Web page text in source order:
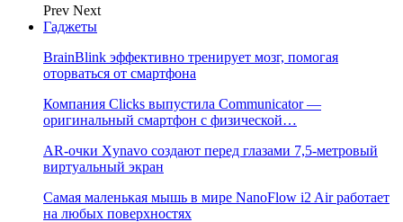
Prev Next
Гаджеты
BrainBlink эффективно тренирует мозг, помогая
оторваться от смартфона
Компания Clicks выпустила Communicator —
оригинальный смартфон с физической…
AR-очки Xynavo создают перед глазами 7,5-метровый
виртуальный экран
Самая маленькая мышь в мире NanoFlow i2 Air работает
на любых поверхностях